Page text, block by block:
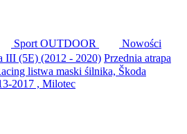
Sport OUTDOOR
Nowości
III (5E) (2012 - 2020) Przednia atrapa
listwa maski śilnika, Škoda
2017 , Milotec